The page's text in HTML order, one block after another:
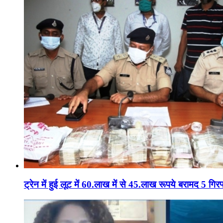
ट्रेन में हुई लूट में 60.लाख में से 45.लाख रूपये बरामद 5